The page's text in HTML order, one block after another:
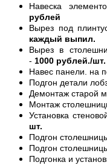
Навеска
рублей
Вырез под
каждый выпил.
Вырез в
- 1000 рублей./шт.
Навес панели. на
Подгон детали
Демонтаж старой
Монтаж
Установка
шт.
Подгон
Подгон
Подгонка и